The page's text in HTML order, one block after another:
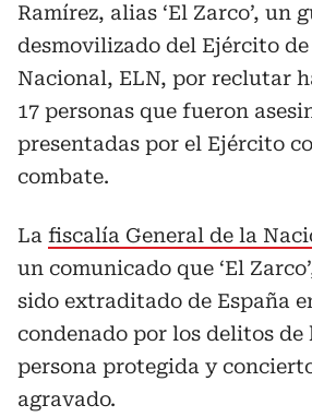
Ramírez, alias ‘El Zarco’, un
desmovilizado del Ejército
Nacional, ELN, por reclutar
17 personas que fueron
presentadas por el Ejército
combate.
La fiscalía General de la
un comunicado que ‘El
sido extraditado de España
condenado por los delitos de
persona protegida y
agravado.